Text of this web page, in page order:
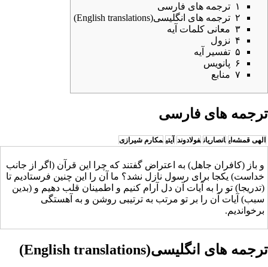
۱ ترجمه های فارسی
۲ ترجمه های انگلیسی(English translations)
۳ معانی کلمات آیه
۴ نزول
۵ تفسیر آیه
۶
پانویس
۷ منابع
ترجمه های فارسی
الهی قمشه‌ای انصاریان فولادوند آیتی مکارم شیرازی
و باز (کافران جاهل) به اعتراض گفتند که چرا این قرآن (اگر از جانب
خداست) یکجا برای رسول نازل نشد؟ ما آن را این چنین فرستادیم تا
(تدریجا) تو را به آیات آن دل آرام کنیم و اطمینان قلب دهیم و (بدین
سبب) آیات آن را بر تو مرتب به ترتیبی روشن و به آهستگی
برخواندیم.
ترجمه های انگلیسی(English translations)